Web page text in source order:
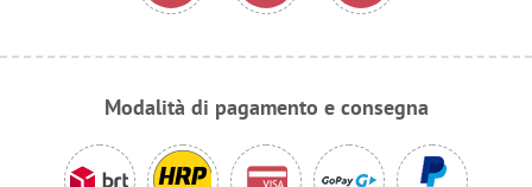
Modalità di pagamento e consegna